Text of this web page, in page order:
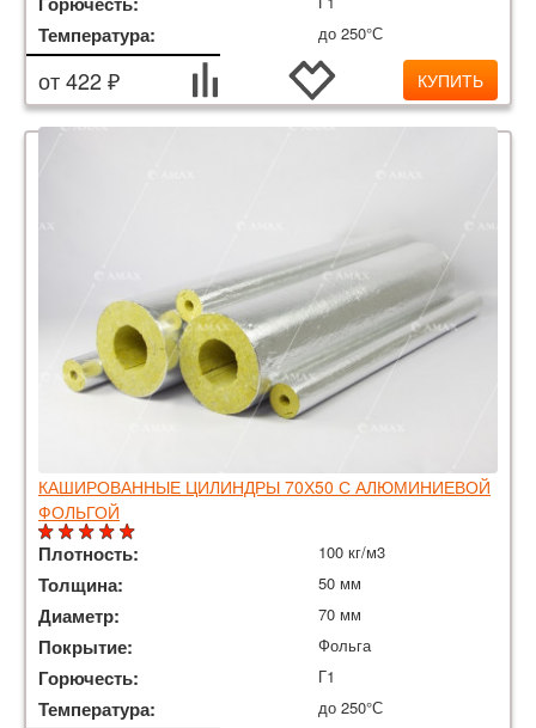
Температура: до 250°С
от 422 ₽ КУПИТЬ
КАШИРОВАННЫЕ ЦИЛИНДРЫ 70Х50 С АЛЮМИНИЕВОЙ
ФОЛЬГОЙ
Плотность: 100 кг/м3
Толщина: 50 мм
Диаметр: 70 мм
Покрытие: Фольга
Горючесть: Г1
Температура: до 250°С